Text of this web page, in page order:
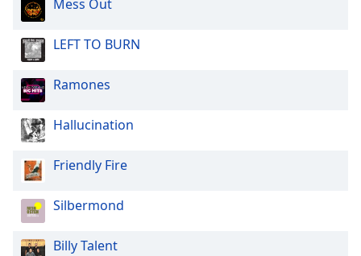
Opacity
Caption
Area
Background
Color
Opacity
Font
Size
Mess Out
LEFT TO BURN
Ramones
Hallucination
Friendly Fire
Silbermond
Billy Talent